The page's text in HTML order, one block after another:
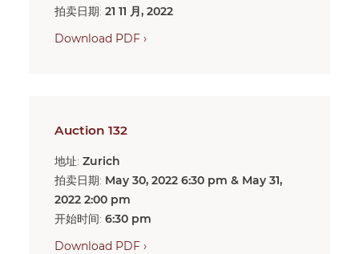
拍卖日期: 21 11 月, 2022
Download PDF ›
Auction 132
地址: Zurich
拍卖日期: May 30, 2022 6:30 pm & May 31,
2022 2:00 pm
开始时间: 6:30 pm
Download PDF ›